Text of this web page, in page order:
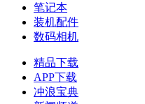
笔记本
装机配件
数码相机
精品下载
APP下载
冲浪宝典